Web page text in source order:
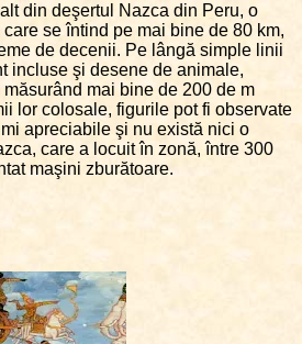
din deşertul Nazca din Peru, o
se întind pe mai bine de 80 km,
de decenii. Pe lângă simple linii
incluse şi desene de animale,
mai bine de 200 de m
lor colosale, figurile pot fi observate
apreciabile şi nu există nici o
care a locuit în zonă, între 300
maşini zburătoare.